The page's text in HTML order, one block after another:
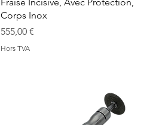
Corps Inox
Prix
555,00 €
Hors TVA